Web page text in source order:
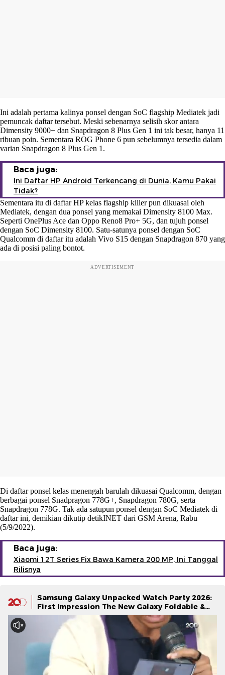
Ini adalah pertama kalinya ponsel dengan SoC flagship Mediatek jadi
pemuncak daftar tersebut. Meski sebenarnya selisih skor antara
Dimensity 9000+ dan Snapdragon 8 Plus Gen 1 ini tak besar, hanya 11
ribuan poin. Sementara ROG Phone 6 pun sebelumnya tersedia dalam
varian Snapdragon 8 Plus Gen 1.
Baca juga:
Ini Daftar HP Android Terkencang di Dunia, Kamu Pakai
Tidak?
Sementara itu di daftar HP kelas flagship killer pun dikuasai oleh
Mediatek, dengan dua ponsel yang memakai Dimensity 8100 Max.
Seperti OnePlus Ace dan Oppo Reno8 Pro+ 5G, dan tujuh ponsel
dengan SoC Dimensity 8100. Satu-satunya ponsel dengan SoC
Qualcomm di daftar itu adalah Vivo S15 dengan Snapdragon 870 yang
ada di posisi paling bontot.
ADVERTISEMENT
Di daftar ponsel kelas menengah barulah dikuasai Qualcomm, dengan
berbagai ponsel Snadpragon 778G+, Snapdragon 780G, serta
Snapdragon 778G. Tak ada satupun ponsel dengan SoC Mediatek di
daftar ini, demikian dikutip detikINET dari GSM Arena, Rabu
(5/9/2022).
Baca juga:
Xiaomi 12T Series Fix Bawa Kamera 200 MP, Ini Tanggal
Rilisnya
Samsung Galaxy Unpacked Watch Party 2026:
First Impression The New Galaxy Foldable &
Galaxy Watch Series